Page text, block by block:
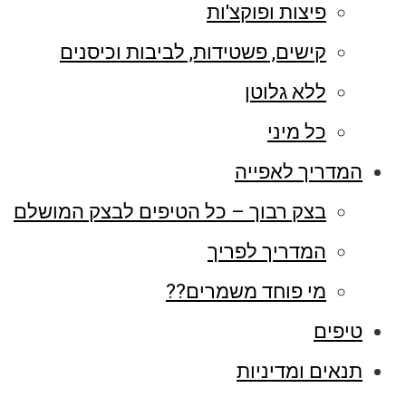
פיצות ופוקצ'ות
קישים, פשטידות, לביבות וכיסנים
ללא גלוטן
כל מיני
המדריך לאפייה
בצק רבוך – כל הטיפים לבצק המושלם
המדריך לפריך
מי פוחד משמרים??
טיפים
תנאים ומדיניות